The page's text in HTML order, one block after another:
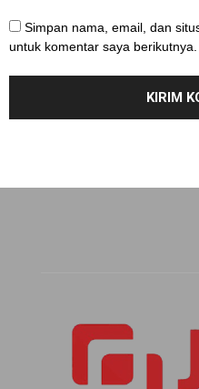
Simpan nama, email, dan
untuk komentar saya berikutnya.